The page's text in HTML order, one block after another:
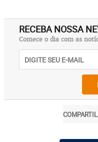
RECEBA NOSSA
Comece o dia com as